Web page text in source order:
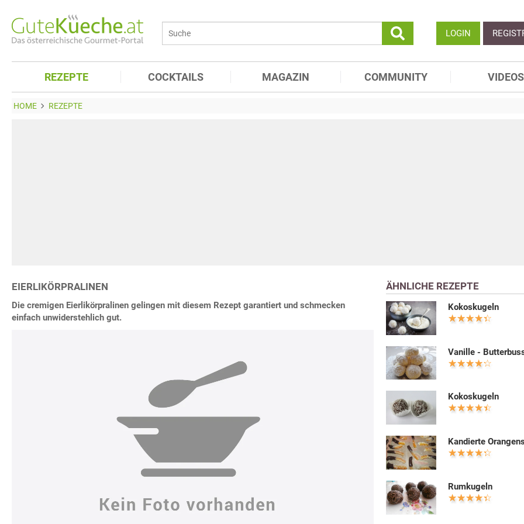
LOGIN
REZEPTE COCKTAILS MAGAZIN COMMUNITY VIDEOS
HOME REZEPTE
EIERLIKÖRPRALINEN
Die cremigen Eierlikörpralinen gelingen mit diesem Rezept garantiert und schmecken
einfach unwiderstehlich gut.
ÄHNLICHE REZEPTE
Kokoskugeln
Vanille -
Kokoskugeln
Kandierte
Rumkugeln